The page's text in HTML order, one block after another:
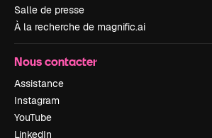
Salle de presse
À la recherche de magnific.ai
Nous contacter
Assistance
Instagram
YouTube
LinkedIn